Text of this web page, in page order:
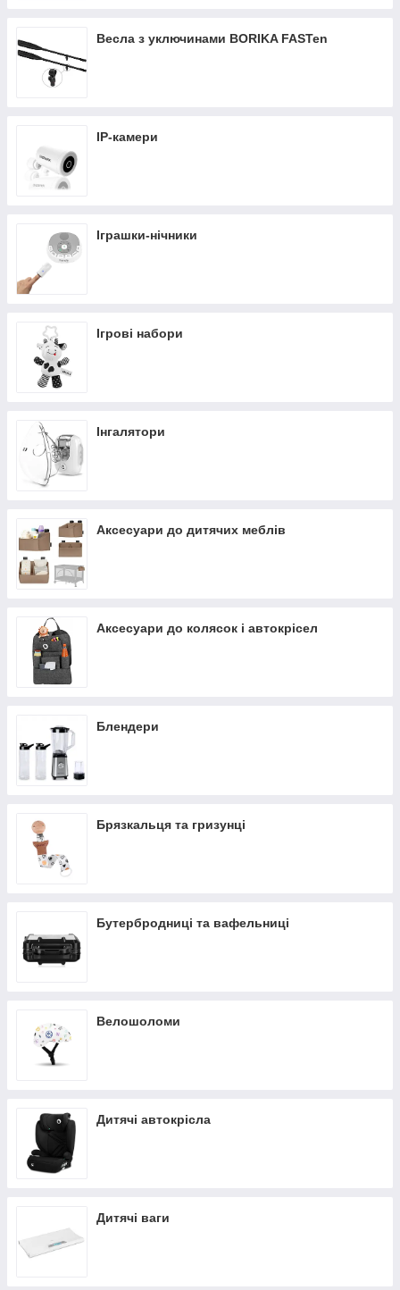
Весла з уключинами BORIKA FASTen
IP-камери
Іграшки-нічники
Ігрові набори
Інгалятори
Аксесуари до дитячих меблів
Аксесуари до колясок і автокрісел
Блендери
Брязкальця та гризунці
Бутербродниці та вафельниці
Велошоломи
Дитячі автокрісла
Дитячі ваги